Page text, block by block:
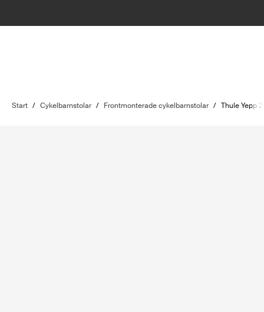
Start / Cykelbarnstolar / Frontmonterade cykelbarnstolar / Thule Yepp